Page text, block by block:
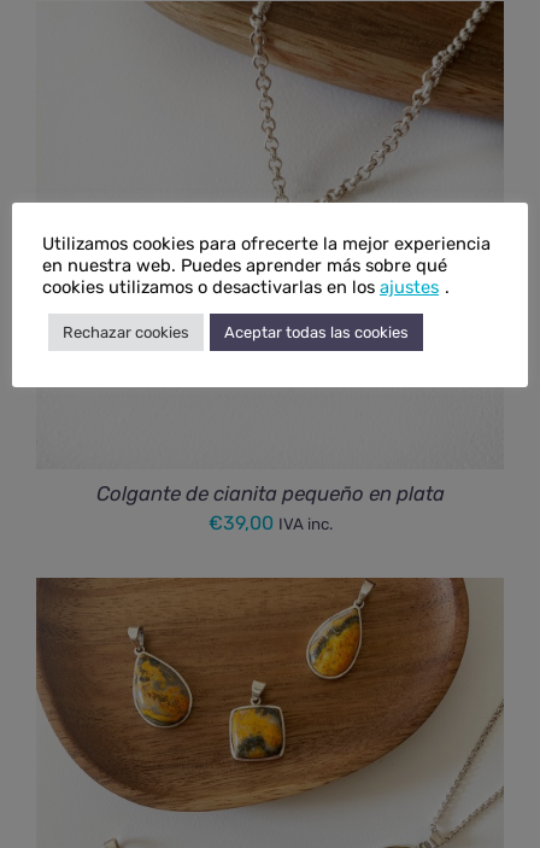
Colgante de cianita pequeño en plata
€39,00 IVA inc.
Utilizamos cookies para ofrecerte la mejor experiencia
en nuestra web. Puedes aprender más sobre qué
cookies utilizamos o desactivarlas en los ajustes .
Rechazar cookies Aceptar todas las cookies